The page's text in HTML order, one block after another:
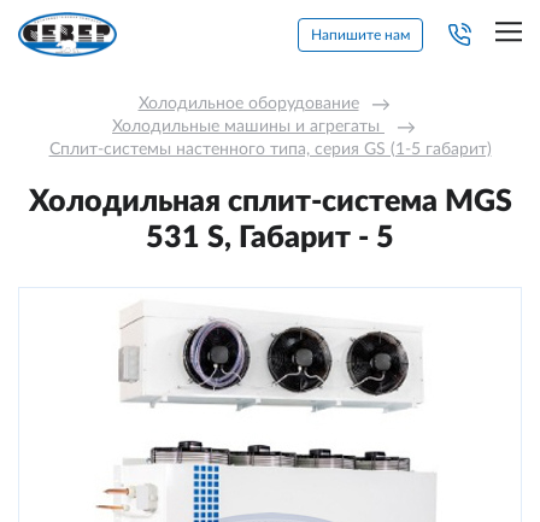
Напишите нам
Холодильное оборудование →
Холодильные машины и агрегаты →
Сплит-системы настенного типа, серия GS (1-5 габарит)
Холодильная сплит-система MGS
531 S, Габарит - 5